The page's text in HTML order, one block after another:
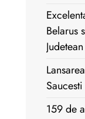
Belarus
Saucesti
159 de